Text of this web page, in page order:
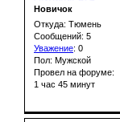
Новичок
Откуда: Тюмень
Сообщений: 5
Уважение: 0
Пол: Мужской
Провел на форуме:
1 час 45 минут